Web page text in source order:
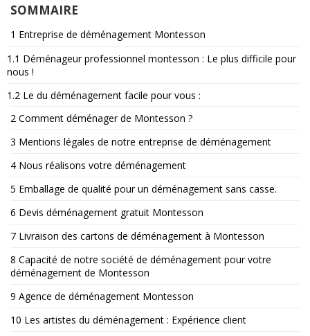
SOMMAIRE
1 Entreprise de déménagement Montesson
1.1 Déménageur professionnel montesson : Le plus difficile pour
nous !
1.2 Le du déménagement facile pour vous :
2 Comment déménager de Montesson ?
3 Mentions légales de notre entreprise de déménagement
4 Nous réalisons votre déménagement
5 Emballage de qualité pour un déménagement sans casse.
6 Devis déménagement gratuit Montesson
7 Livraison des cartons de déménagement à Montesson
8 Capacité de notre société de déménagement pour votre
déménagement de Montesson
9 Agence de déménagement Montesson
10 Les artistes du déménagement : Expérience client